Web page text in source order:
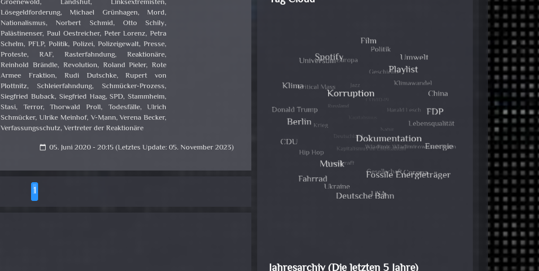
Groenewold,Landshut,Linksextremisten,
Lösegeldforderung, Michael Grünhagen, Mord,
Nationalismus,Norbert Schmid, Otto Schily,
Palästinenser, Paul Oestreicher, Peter Lorenz,Petra
Schelm, PFLP,Politik,Polizei,Polizeigewalt,Presse,
Proteste,RAF,Rasterfahndung,Reaktionäre,
Reinhold Brändle, Revolution, Roland Pieler,Rote
Armee Fraktion, Rudi Dutschke,Rupert von
Plottnitz,Schleierfahndung,Schmücker-Prozess,
Siegfried Buback, Siegfried Haag,SPD,Stammheim,
Stasi, Terror,Thorwald Proll, Todesfälle,Ulrich
Schmücker, Ulrike Meinhof, V-Mann,Verena Becker,
Verfassungsschutz,Vertreter der Reaktionäre
calendar_today 05. Juni 2020 - 20:15 (Letztes Update: 05. November 2023)
1